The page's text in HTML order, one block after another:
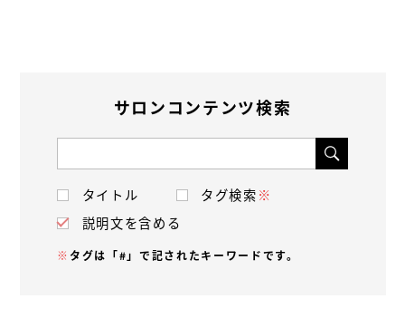
サロンコンテンツ検索
タイトル タグ検索※
説明文を含める
※ タグは「#」で記されたキーワードです。